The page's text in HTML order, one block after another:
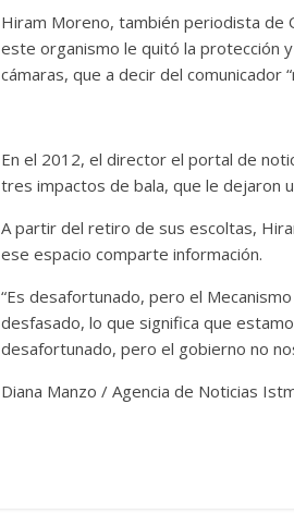
Hiram Moreno, también periodista de
este organismo le quitó la protección
cámaras, que a decir del comunicador
En el 2012, el director el portal de
tres impactos de bala, que le dejaron
A partir del retiro de sus escoltas,
ese espacio comparte información.
“Es desafortunado, pero el
desfasado, lo que significa que
desafortunado, pero el gobierno no
Diana Manzo / Agencia de Noticias